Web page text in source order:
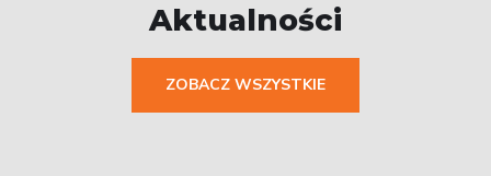
Aktualności
ZOBACZ WSZYSTKIE